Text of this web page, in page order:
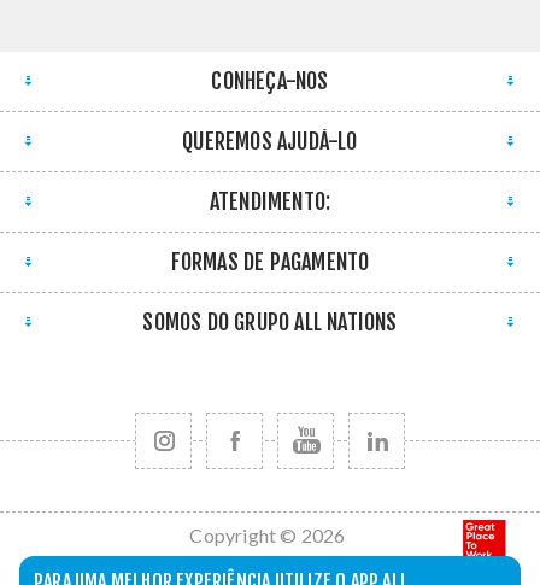
CONHEÇA-NOS
QUEREMOS AJUDÁ-LO
ATENDIMENTO:
FORMAS DE PAGAMENTO
SOMOS DO GRUPO ALL NATIONS
Copyright © 2026
All Nations. Todos